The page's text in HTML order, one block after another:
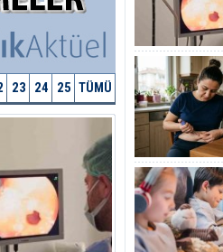
23 24 25 TÜMÜ